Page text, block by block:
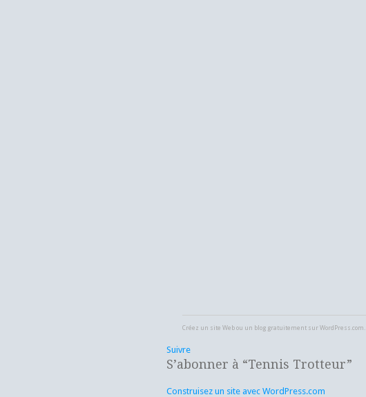
Créez un site Web ou un blog gratuitement sur WordPress.com.
Suivre
S’abonner à “Tennis Trotteur”
Construisez un site avec WordPress.com